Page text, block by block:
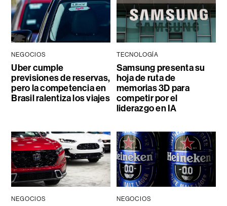
NEGOCIOS
Uber cumple
previsiones de reservas,
pero la competencia en
Brasil ralentiza los viajes
TECNOLOGÍA
Samsung presenta su
hoja de ruta de
memorias 3D para
competir por el
liderazgo en IA
NEGOCIOS NEGOCIOS